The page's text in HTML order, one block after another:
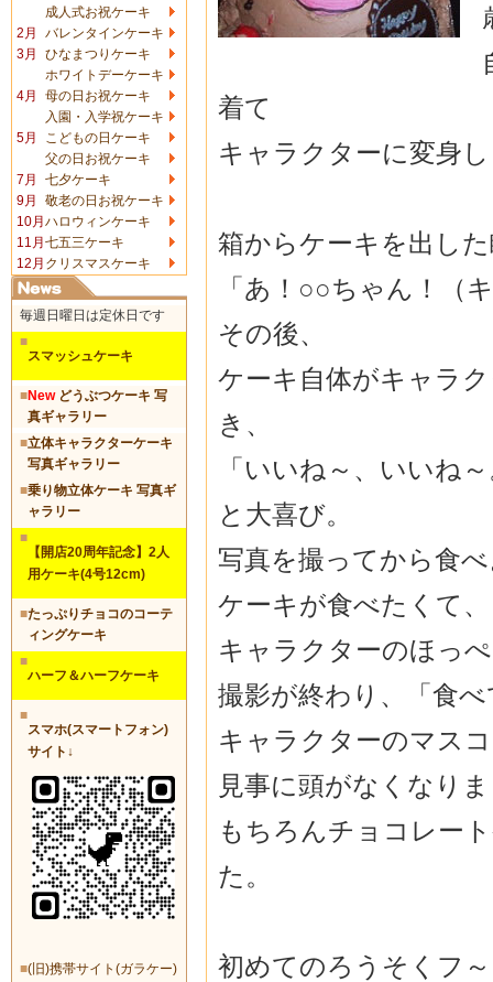
成人式お祝ケーキ
2月
バレンタインケーキ
3月
ひなまつりケーキ
ホワイトデーケーキ
4月
母の日お祝ケーキ
入園・入学祝ケーキ
5月
こどもの日ケーキ
父の日お祝ケーキ
7月
七夕ケーキ
9月
敬老の日お祝ケーキ
10月 ハロウィンケーキ
11月 七五三ケーキ
12月 クリスマスケーキ
毎週日曜日は定休日です
■
スマッシュケーキ
■Newどうぶつケーキ 写
真ギャラリー
■立体キャラクターケーキ
写真ギャラリー
■乗り物立体ケーキ 写真ギ
ャラリー
■
【開店20周年記念】2人
用ケーキ(4号12cm)
■たっぷりチョコのコーテ
ィングケーキ
■
ハーフ＆ハーフケーキ
■
スマホ(スマートフォン)
サイト↓
■(旧)携帯サイト(ガラケー)
着て
キャラクターに変身
箱からケーキを出し
「あ！○○ちゃん！（
その後、
ケーキ自体がキャラ
き、
「いいね～、いいね
と大喜び。
写真を撮ってから食
ケーキが食べたくて
キャラクターのほっ
撮影が終わり、「食
キャラクターのマス
見事に頭がなくなり
もちろんチョコレー
た。
初めてのろうそくフ